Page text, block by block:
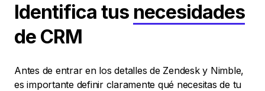
Identifica tus necesidades
de CRM
Antes de entrar en los detalles de Zendesk y Nimble,
es importante definir claramente qué necesitas de tu